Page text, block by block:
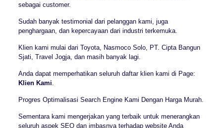
sebagai customer.
Sudah banyak testimonial dari pelanggan kami, juga
penghargaan, dan kepercayaan dari industri terkemuka.
Klien kami mulai dari Toyota, Nasmoco Solo, PT. Cipta Bangun
Sjati, Travel Jogja, dan masih banyak lagi.
Anda dapat memperhatikan seluruh daftar klien kami di Page:
Klien Kami
Progres Optimalisasi Search Engine Kami Dengan Harga Murah.
Sementara kami mengerjakan yang terbaik untuk menerangkan
seluruh aspek SEO dan imbasnya terhadap website Anda